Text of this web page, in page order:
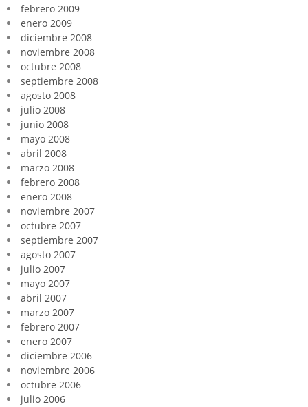
febrero 2009
enero 2009
diciembre 2008
noviembre 2008
octubre 2008
septiembre 2008
agosto 2008
julio 2008
junio 2008
mayo 2008
abril 2008
marzo 2008
febrero 2008
enero 2008
noviembre 2007
octubre 2007
septiembre 2007
agosto 2007
julio 2007
mayo 2007
abril 2007
marzo 2007
febrero 2007
enero 2007
diciembre 2006
noviembre 2006
octubre 2006
julio 2006